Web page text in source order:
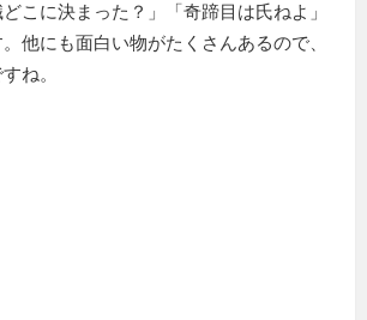
こに決まった？」「奇蹄目は氏ねよ」
他にも面白い物がたくさんあるので、
ね。